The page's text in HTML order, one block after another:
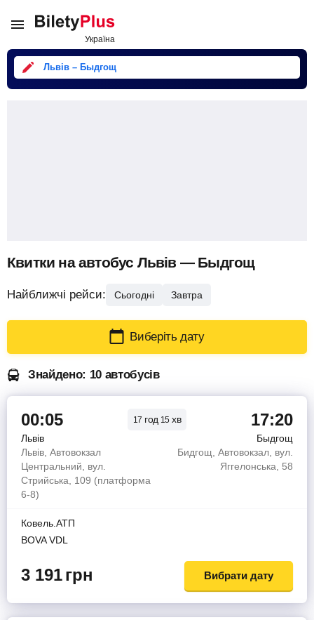
Львів – Быдгощ
Квитки на автобус Львів — Быдгощ
Найближчі рейси: Сьогодні Завтра
Виберіть дату
Знайдено: 10 автобусів
00:05 17 год 15 хв 17:20
Львів
Быдгощ
Львів, Автовокзал
Центральний, вул.
Стрийська, 109 (платформа
6-8)
Бидгощ, Автовокзал, вул.
Яггелонська, 58
Ковель.АТП
BOVA VDL
3 191грн Вибрати дату